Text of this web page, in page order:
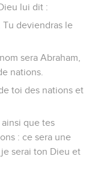
lui dit :
deviendras le
sera Abraham,
nations.
toi des nations et
que tes
: ce sera une
serai ton Dieu et